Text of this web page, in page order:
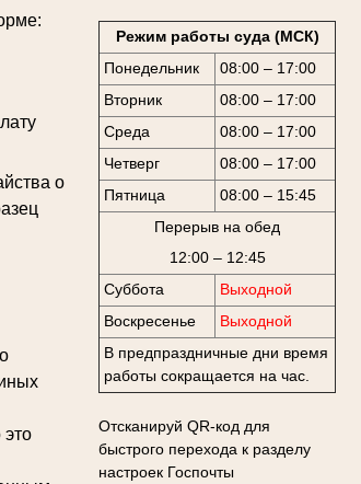
Режим работы суда (МСК)
Понедельник
08:00 – 17:00
Вторник
08:00 – 17:00
Среда
08:00 – 17:00
Четверг
08:00 – 17:00
Пятница
08:00 – 15:45
Перерыв на обед
12:00 – 12:45
Суббота
Выходной
Воскресенье
Выходной
В предпраздничные дни время
работы сокращается на час.
Отсканируй QR-код для
быстрого перехода к разделу
настроек Госпочты
о